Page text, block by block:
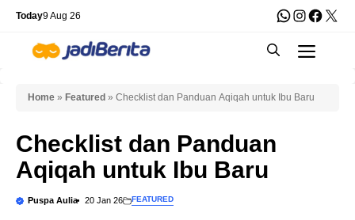
Skip
content
Today9 Aug 26 WhatsApp
X
Home » Featured » Checklist dan Panduan Aqiqah untuk Ibu Baru
Checklist dan Panduan
Aqiqah untuk Ibu Baru
Puspa Aulia 20 Jan 26 FEATURED